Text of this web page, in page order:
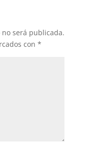
será publicada.
con *